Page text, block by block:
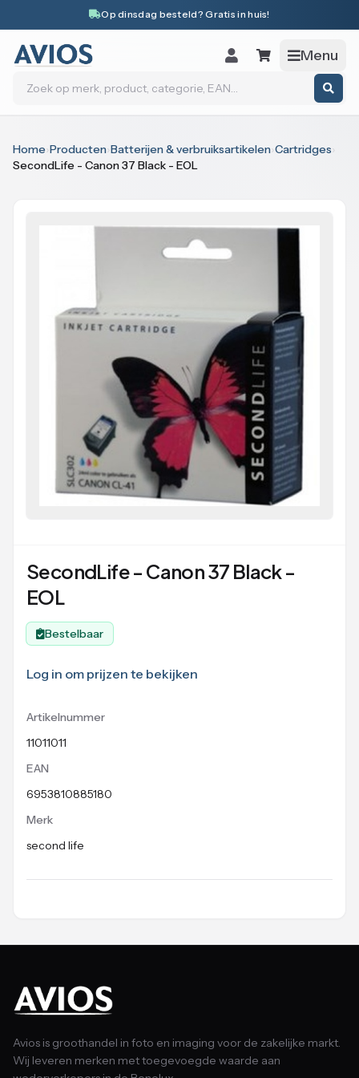
Op dinsdag besteld? Gratis in huis!
Menu
Zoeken
Home›Producten›Batterijen & verbruiksartikelen›Cartridges›
SecondLife - Canon 37 Black - EOL
SecondLife - Canon 37 Black -
EOL
Bestelbaar
Log in om prijzen te bekijken
Artikelnummer
11011011
EAN
6953810885180
Merk
second life
Avios is groothandel in foto en imaging voor de zakelijke markt.
Wij leveren merken met toegevoegde waarde aan